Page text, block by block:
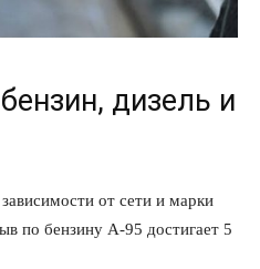
дизель и
от сети и марки
по бензину А-95 достигает 5